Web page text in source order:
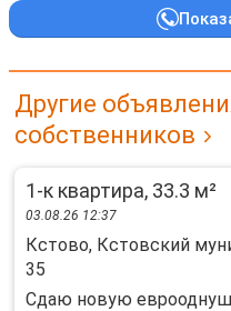
Другие
собственников
1-к квартира, 33.3 м²
03.08.26 12:37
Кстово, Кстовский
35
Cдаю нoвую